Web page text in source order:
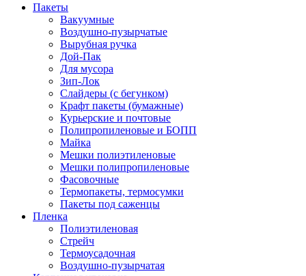
Пакеты
Вакуумные
Воздушно-пузырчатые
Вырубная ручка
Дой-Пак
Для мусора
Зип-Лок
Слайдеры (с бегунком)
Крафт пакеты (бумажные)
Курьерские и почтовые
Полипропиленовые и БОПП
Майка
Мешки полиэтиленовые
Мешки полипропиленовые
Фасовочные
Термопакеты, термосумки
Пакеты под саженцы
Пленка
Полиэтиленовая
Стрейч
Термоусадочная
Воздушно-пузырчатая